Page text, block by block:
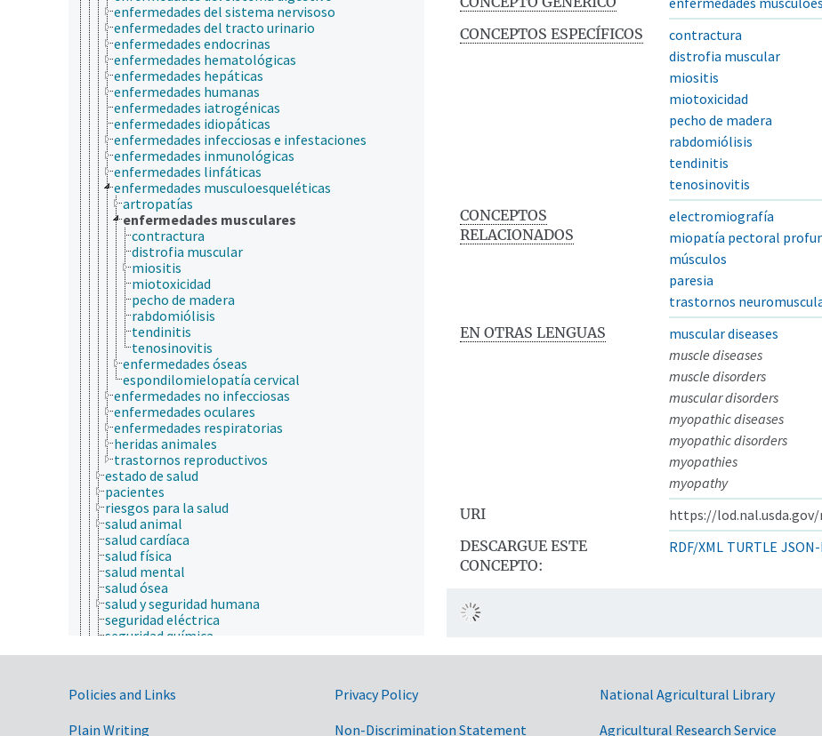
enfermedades del sistema nervisoso
enfermedades del tracto urinario
enfermedades endocrinas
enfermedades hematológicas
enfermedades hepáticas
enfermedades humanas
enfermedades iatrogénicas
enfermedades idiopáticas
enfermedades infecciosas e infestaciones
enfermedades inmunológicas
enfermedades linfáticas
enfermedades musculoesqueléticas
artropatías
enfermedades musculares
contractura
distrofia muscular
miositis
miotoxicidad
pecho de madera
rabdomiólisis
tendinitis
tenosinovitis
enfermedades óseas
espondilomielopatía cervical
enfermedades no infecciosas
enfermedades oculares
enfermedades respiratorias
heridas animales
trastornos reproductivos
estado de salud
pacientes
riesgos para la salud
salud animal
salud cardíaca
salud física
salud mental
salud ósea
salud y seguridad humana
seguridad eléctrica
seguridad química
servicios de salud
sociobiología
animales, ganado, Una Sola Salud
CONCEPTOS ESPECÍFICOS
contractura
distrofia muscular
miositis
miotoxicidad
pecho de madera
rabdomiólisis
tendinitis
tenosinovitis
CONCEPTOS
RELACIONADOS
electromiografía
miopatía pectoral
músculos
paresia
trastornos
EN OTRAS LENGUAS
muscular diseases
muscle diseases
muscle disorders
muscular disorders
myopathic diseases
myopathic disorders
myopathies
myopathy
URI
https://
DESCARGUE ESTE
CONCEPTO:
RDF/XML TURTLE
Government Links
Policies and Links
Plain Writing
Privacy Policy
Non-Discrimination Statement
National Agricultural Library
Agricultural Research Service